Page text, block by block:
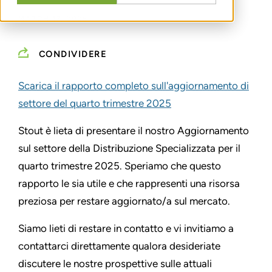
MARCH 17, 2026
CONDIVIDERE
Scarica il rapporto completo sull'aggiornamento di
settore del quarto trimestre 2025
Stout è lieta di presentare il nostro Aggiornamento
sul settore della Distribuzione Specializzata per il
quarto trimestre 2025. Speriamo che questo
rapporto le sia utile e che rappresenti una risorsa
preziosa per restare aggiornato/a sul mercato.
Siamo lieti di restare in contatto e vi invitiamo a
contattarci direttamente qualora desideriate
discutere le nostre prospettive sulle attuali